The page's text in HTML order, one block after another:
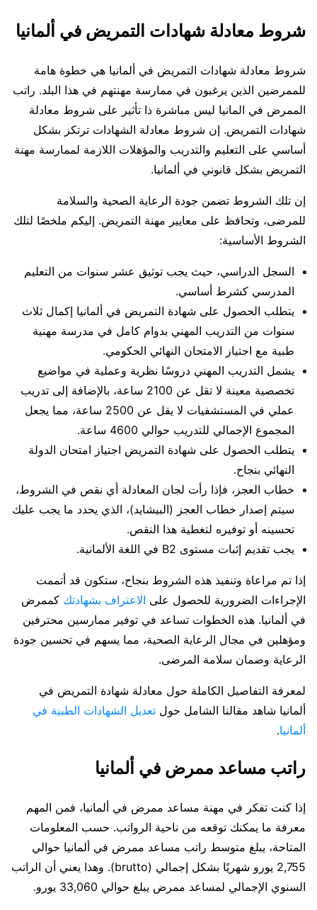
شروط معادلة شهادات التمريض في ألمانيا
شروط معادلة شهادات التمريض في ألمانيا هي خطوة هامة
للممرضين الذين يرغبون في ممارسة مهنتهم في هذا البلد. راتب
الممرض في المانيا ليس مباشرة ذا تأثير على شروط معادلة
شهادات التمريض. إن شروط معادلة الشهادات ترتكز بشكل
أساسي على التعليم والتدريب والمؤهلات اللازمة لممارسة مهنة
التمريض بشكل قانوني في ألمانيا.
إن تلك الشروط تضمن جودة الرعاية الصحية والسلامة
للمرضى، وتحافظ على معايير مهنة التمريض. إليكم ملخصًا لتلك
الشروط الأساسية:
السجل الدراسي، حيث يجب توثيق عشر سنوات من التعليم
المدرسي كشرط أساسي.
يتطلب الحصول على شهادة التمريض في ألمانيا إكمال ثلاث
سنوات من التدريب المهني بدوام كامل في مدرسة مهنية
طبية مع اجتياز الامتحان النهائي الحكومي.
يشمل التدريب المهني دروسًا نظرية وعملية في مواضيع
تخصصية معينة لا تقل عن 2100 ساعة، بالإضافة إلى تدريب
عملي في المستشفيات لا يقل عن 2500 ساعة، مما يجعل
المجموع الإجمالي للتدريب حوالي 4600 ساعة.
يتطلب الحصول على شهادة التمريض اجتياز امتحان الدولة
النهائي بنجاح.
خطاب العجز، فإذا رأت لجان المعادلة أي نقص في الشروط،
سيتم إصدار خطاب العجز (البيشايد)، الذي يحدد ما يجب عليك
تحسينه أو توفيره لتغطية هذا النقص.
يجب تقديم إثبات مستوى B2 في اللغة الألمانية.
إذا تم مراعاة وتنفيذ هذه الشروط بنجاح، ستكون قد أتممت
الإجراءات الضرورية للحصول على الاعتراف بشهادتك كممرض
في ألمانيا. هذه الخطوات تساعد في توفير ممارسين محترفين
ومؤهلين في مجال الرعاية الصحية، مما يسهم في تحسين جودة
الرعاية وضمان سلامة المرضى.
لمعرفة التفاصيل الكاملة حول معادلة شهادة التمريض في
ألمانيا شاهد مقالنا الشامل حول تعديل الشهادات الطبية في
ألمانيا.
راتب مساعد ممرض في ألمانيا
إذا كنت تفكر في مهنة مساعد ممرض في ألمانيا، فمن المهم
معرفة ما يمكنك توقعه من ناحية الرواتب. حسب المعلومات
المتاحة، يبلغ متوسط راتب مساعد ممرض في ألمانيا حوالي
2,755 يورو شهريًا بشكل إجمالي (brutto). وهذا يعني أن الراتب
السنوي الإجمالي لمساعد ممرض يبلغ حوالي 33,060 يورو.